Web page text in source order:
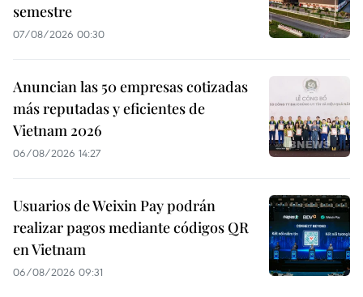
semestre
07/08/2026 00:30
Anuncian las 50 empresas cotizadas
más reputadas y eficientes de
Vietnam 2026
06/08/2026 14:27
Usuarios de Weixin Pay podrán
realizar pagos mediante códigos QR
en Vietnam
06/08/2026 09:31